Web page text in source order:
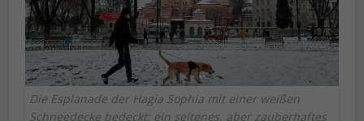
Die Esplanade der Hagia Sophia mit einer weißen
Schneedecke bedeckt: ein seltenes, aber zauberhaftes